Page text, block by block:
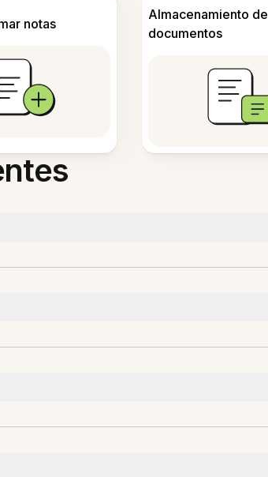
notas
Almacenamiento de
documentos